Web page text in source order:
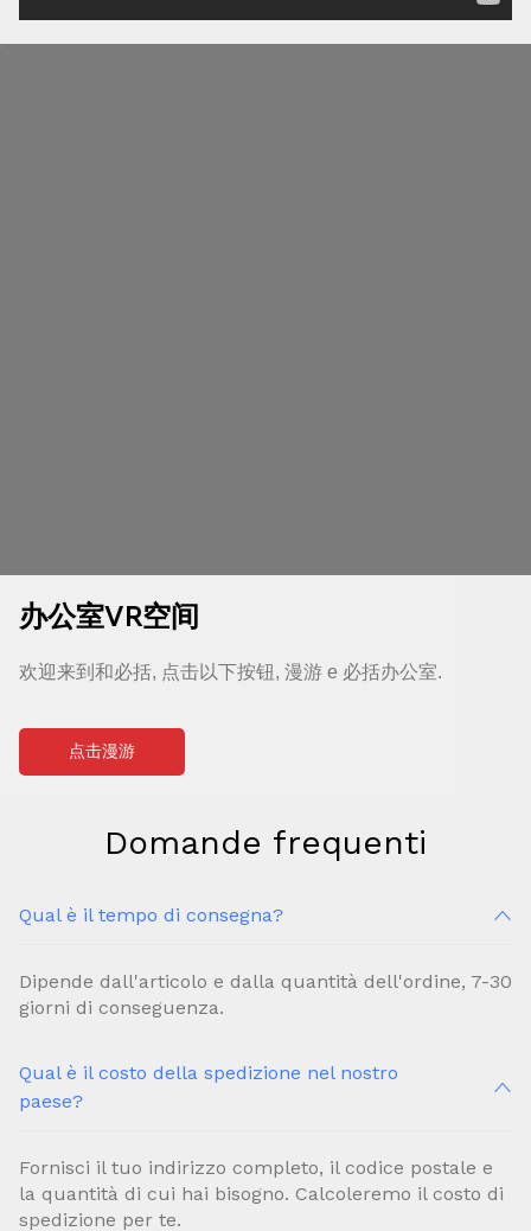
办公室VR空间
欢迎来到和必括, 点击以下按钮, 漫游 e 必括办公室.
点击漫游
Domande frequenti
Qual è il tempo di consegna?
Dipende dall'articolo e dalla quantità dell'ordine, 7-30
giorni di conseguenza.
Qual è il costo della spedizione nel nostro
paese?
Fornisci il tuo indirizzo completo, il codice postale e
la quantità di cui hai bisogno. Calcoleremo il costo di
spedizione per te.